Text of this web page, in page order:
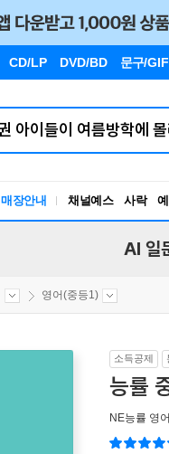
CD/LP DVD/BD 문구/
매장안내 채널예스 사락
AI 일
영어(중등1)
소득공제
능률
NE능률 영